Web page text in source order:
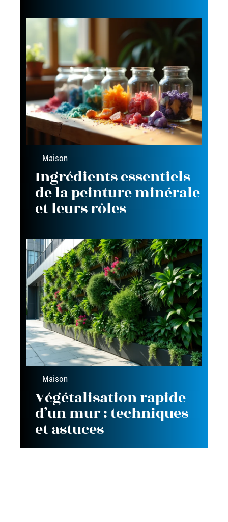
Maison
Ingrédients essentiels
de la peinture minérale
et leurs rôles
Maison
Végétalisation rapide
d’un mur : techniques
et astuces